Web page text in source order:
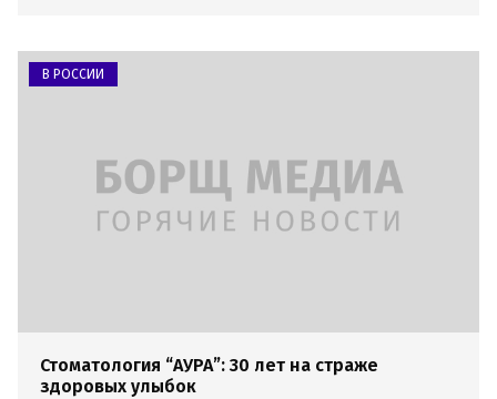
В РОССИИ
Стоматология “АУРА”: 30 лет на страже
здоровых улыбок